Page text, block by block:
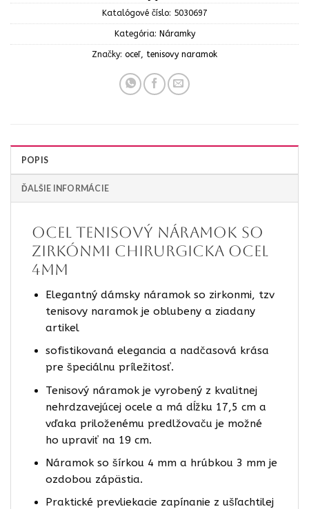
Katalógové číslo: 5030697
Kategória: Náramky
Značky: oceľ tenisovy naramok
POPIS
ĎALŠIE INFORMÁCIE
OCEL Tenisový náramok so
zirkónmi chirurgicka ocel
4mm
Elegantný dámsky náramok so zirkonmi, tzv
tenisovy naramok je oblubeny a ziadany
artikel
sofistikovaná elegancia a nadčasová krása
pre špeciálnu príležitosť.
Tenisový náramok je vyrobený z kvalitnej
nehrdzavejúcej ocele a má dĺžku 17,5 cm a
vďaka priloženému predlžovaču je možné
ho upraviť na 19 cm.
Náramok so šírkou 4 mm a hrúbkou 3 mm je
ozdobou zápästia.
Praktické prevliekacie zapínanie z ušľachtilej